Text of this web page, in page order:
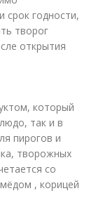
срок годности,
творог
открытия
который
так и в
пирогов и
творожных
со
, корицей